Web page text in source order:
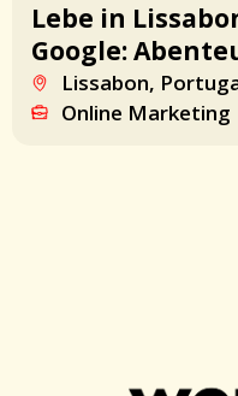
Lebe in
Google:
Lissabon,
Online Marketing